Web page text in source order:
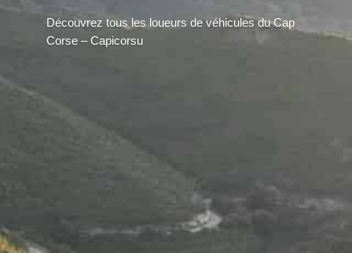
Découvrez tous les loueurs de véhicules du Cap
Corse – Capicorsu